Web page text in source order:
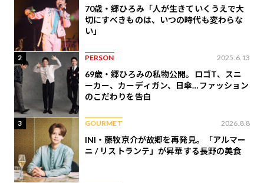
70歳・郷ひろみ「人が生きていくうえで大
切にすべきものは、いつの時代も変わらな
い」
2 PERSON 2025.6.13
69歳・郷ひろみの私物公開。ロゴT、スニ
ーカー、カーディガン、日傘…ファッション
のこだわりを告白
3 GOURMET 2026.8.8
INI・藤牧京介が故郷を再発見。「アルマー
ニ / リストランテ」が昇華する長野の美食